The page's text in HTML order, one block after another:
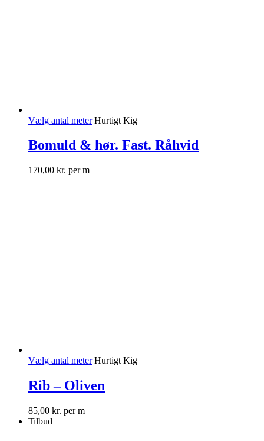
Vælg antal meter Hurtigt Kig
Bomuld & hør. Fast. Råhvid
170,00 kr. per m
Vælg antal meter Hurtigt Kig
Rib – Oliven
85,00 kr. per m
Tilbud